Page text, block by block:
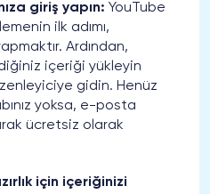
giriş yapın: YouTube
ilk adımı,
Ardından,
içeriği yükleyin
gidin. Henüz
yoksa, e-posta
ücretsiz olarak
için içeriğinizi